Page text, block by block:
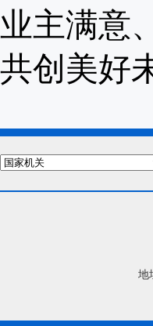
业主满意
共创美好
地